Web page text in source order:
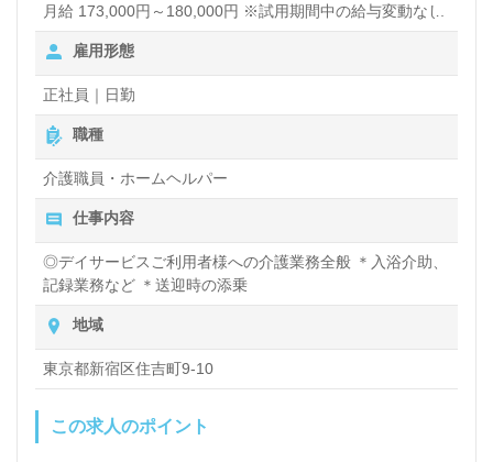
月給 173,000円～180,000円 ※試用期間中の給与変動なし
雇用形態
正社員｜日勤
職種
介護職員・ホームヘルパー
仕事内容
◎デイサービスご利用者様への介護業務全般 ＊入浴介助、
記録業務など ＊送迎時の添乗
地域
東京都新宿区住吉町9-10
この求人のポイント